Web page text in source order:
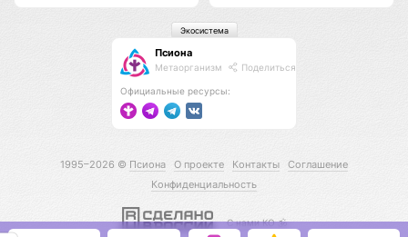
Псиона
Метаорганизм Поделиться
Официальные ресурсы:
Экосистема
1995–2026 © Псиона О проекте Контакты
Соглашение
Конфиденциальность
С нами КО 🕉️